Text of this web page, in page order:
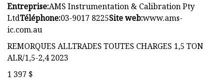
Entreprise:AMS Instrumentation & Calibration Pty
LtdTéléphone:03-9017 8225Site web:www.ams-
ic.com.au
REMORQUES ALLTRADES TOUTES CHARGES 1,5 TON
ALR/1,5-2,4 2023
1 397 $